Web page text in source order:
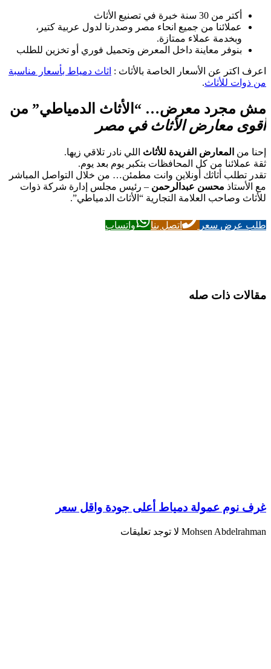
أكتر من 30 سنة خبرة في تصنيع الأثاث
عملائنا من جميع انحاء مصر وصدرنا لدول عربية كتير،
وبخدمة عملاء ممتازة.
بنوفر معاينة داخل المعرض وتحميل فوري أو تخزين للطلب
اعرف اكتر عن الأسعار الخاصة بالأثاث : اثاث دمياط بأسعار مناسبة
من ذوات للأثاث.
مش مجرد معرض… “الأثاث الدمياطي” من
أقوى معارض الأثاث في مصر
إحنا من المعارض الفريدة للأثاث اللي نادر تلاقي زيها.
ثقة عملائنا من كل المحافظات بتكبر يوم بعد يوم.
تقدر تطلب أثاثك أونلاين وانت مطمئن… من خلال التواصل المباشر
مع الأستاذ محسن عبدالرحمن – رئيس مجلس إدارة شركة ذوات
للأثاث وصاحب العلامة التجارية “الأثاث الدمياطي”.
طلب عرض سعر اتصل بنا واتساب
مقالات ذات صله
غرف نوم عمولة دمياط أعلى جودة واقل سعر
Mohsen Abdelrahman لا توجد تعليقات